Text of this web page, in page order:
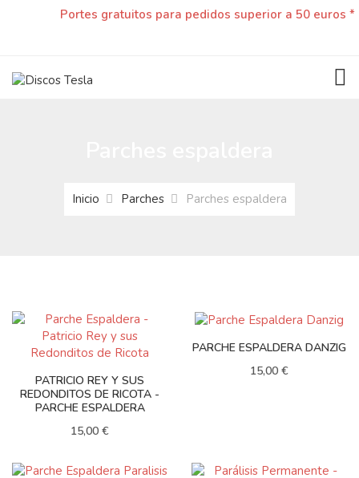
Portes gratuitos para pedidos superior a 50 euros *
Inicio Parches Parches espaldera
PATRICIO REY Y SUS
REDONDITOS DE RICOTA -
PARCHE ESPALDERA
15,00 €
PARCHE ESPALDERA DANZIG
15,00 €